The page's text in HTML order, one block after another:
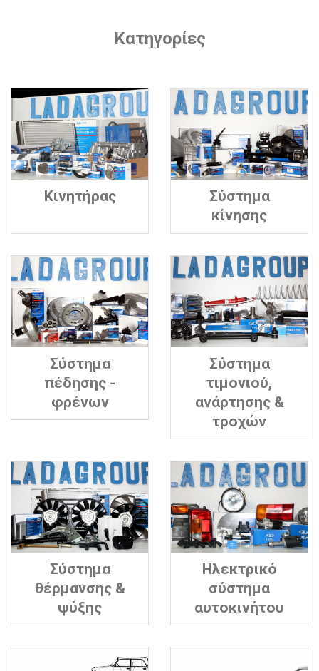
Κατηγορίες
Κινητήρας
Σύστημα
κίνησης
Σύστημα
πέδησης -
φρένων
Σύστημα
τιμονιού,
ανάρτησης &
τροχών
Σύστημα
θέρμανσης &
ψύξης
Ηλεκτρικό
σύστημα
αυτοκινήτου